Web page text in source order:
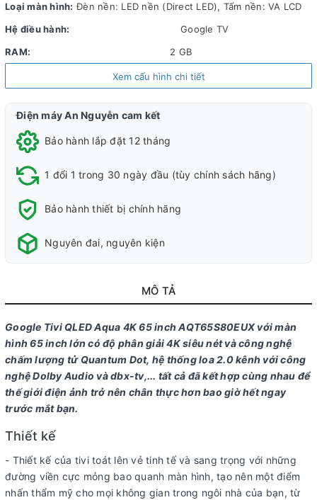
Loại màn hình: Đèn nền: LED nền (Direct LED), Tấm nền: VA LCD
Hệ điều hành:
Google TV
RAM:
2 GB
Chất liệu viền tivi:
Nơi sản xuất:
Năm ra mắt:
Công nghệ hình ảnh
Công nghệ hình ảnh:
HDR10 Quantum Dot Đồng bộ
cường
MEMC
Tần số quét thực:
60 Hz
Tiện ích
Điều khiển tivi bằng
trên YouTube bằng tiếng Việt
có tiếng Việt
Chiếu hình từ điện thoại lên TV:Chromecast
Xem cấu hình chi tiết
Điện máy An Nguyễn cam kết
Bảo hành lắp đặt 12 tháng
1 đổi 1 trong 30 ngày đầu (tùy chính sách hãng)
Bảo hành thiết bị chính hãng
Nguyên đai, nguyên kiện
MÔ TẢ
Google Tivi QLED Aqua 4K 65 inch AQT65S80EUX với màn
hình 65 inch lớn có độ phân giải 4K siêu nét và công nghệ
chấm lượng tử Quantum Dot, hệ thống loa 2.0 kênh với công
nghệ Dolby Audio và dbx-tv,... tất cả đã kết hợp cùng nhau để
thế giới điện ảnh trở nên chân thực hơn bao giờ hết ngay
trước mắt bạn.
Thiết kế
- Thiết kế của tivi toát lên vẻ tinh tế và sang trọng với những
đường viền cực mỏng bao quanh màn hình, tạo nên một điểm
nhấn thẩm mỹ cho mọi không gian trong ngôi nhà của bạn, từ